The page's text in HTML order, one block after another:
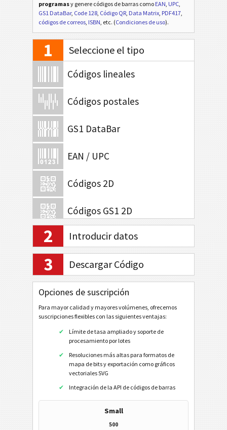
programasy genere códigos de barras como EAN, UPC,
GS1 DataBar, Code 128, Código QR, Data Matrix, PDF417,
códigos de correos, ISBN, etc. (Condiciones de uso).
1 Seleccione el tipo
Códigos lineales
Códigos postales
GS1 DataBar
EAN / UPC
Códigos 2D
Códigos GS1 2D
Banca electrónica / SEPA
Mobile Tagging
Códigos de sanidad
Code32
Flattermarken
HIBC LIC 39
HIBC LIC Aztec
HIBC LIC Codablock-F
HIBC LIC Data Matrix
2 Introducir datos
3 Descargar Código
Opciones de suscripción
Para mayor calidad y mayores volúmenes, ofrecemos
suscripciones flexibles con las siguientes ventajas:
Límite de tasa ampliado y soporte de
procesamiento por lotes
Resoluciones más altas para formatos de
mapa de bits y exportación como gráficos
vectoriales SVG
Integración de la API de códigos de barras
Small
500